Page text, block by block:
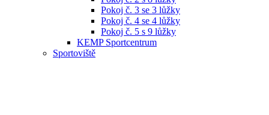
Pokoj č. 3 se 3 lůžky
Pokoj č. 4 se 4 lůžky
Pokoj č. 5 s 9 lůžky
KEMP Sportcentrum
Sportoviště